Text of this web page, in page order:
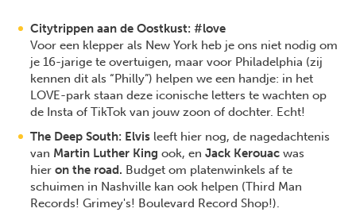
Citytrippen aan de Oostkust: #love
Voor een klepper als New York heb je ons niet nodig om
je 16-jarige te overtuigen, maar voor Philadelphia (zij
kennen dit als “Philly”) helpen we een handje: in het
LOVE-park staan deze iconische letters te wachten op
de Insta of TikTok van jouw zoon of dochter. Echt!
The Deep South: Elvis leeft hier nog, de nagedachtenis
van Martin Luther King ook, en Jack Kerouac was
hier on the road. Budget om platenwinkels af te
schuimen in Nashville kan ook helpen (Third Man
Records! Grimey's! Boulevard Record Shop!).